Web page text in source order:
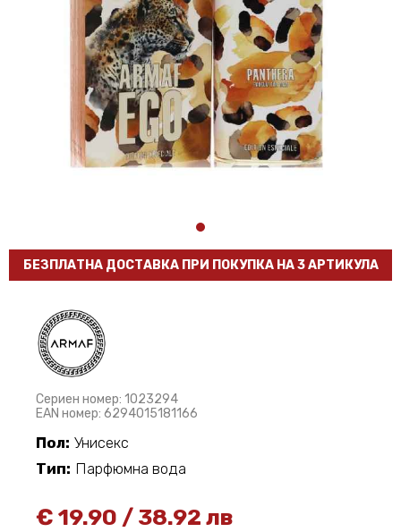
БЕЗПЛАТНА ДОСТАВКА ПРИ ПОКУПКА НА 3 АРТИКУЛА
Сериен номер: 1023294
EAN номер: 6294015181166
Пол: Унисекс
Тип: Парфюмна вода
€ 19.90 / 38.92 лв